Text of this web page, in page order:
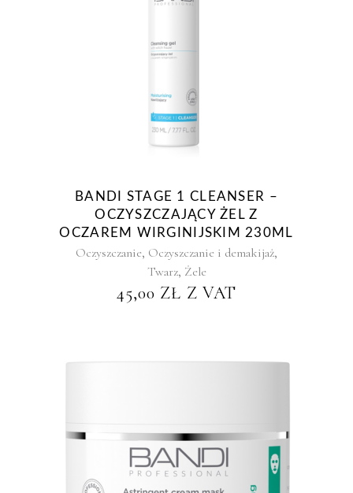
BANDI STAGE 1 CLEANSER –
OCZYSZCZAJĄCY ŻEL Z
OCZAREM WIRGINIJSKIM 230ML
Oczyszczanie, Oczyszczanie i demakijaż,
Twarz, Żele
45,00 ZŁ Z VAT